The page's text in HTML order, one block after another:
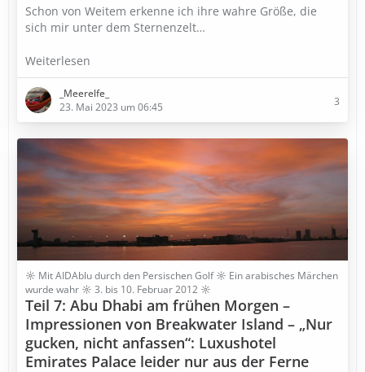
Schon von Weitem erkenne ich ihre wahre Größe, die
sich mir unter dem Sternenzelt…
Weiterlesen
_Meerelfe_
23. Mai 2023 um 06:45
3
☼ Mit AIDAblu durch den Persischen Golf ☼ Ein arabisches Märchen
wurde wahr ☼ 3. bis 10. Februar 2012 ☼
Teil 7: Abu Dhabi am frühen Morgen –
Impressionen von Breakwater Island – „Nur
gucken, nicht anfassen“: Luxushotel
Emirates Palace leider nur aus der Ferne